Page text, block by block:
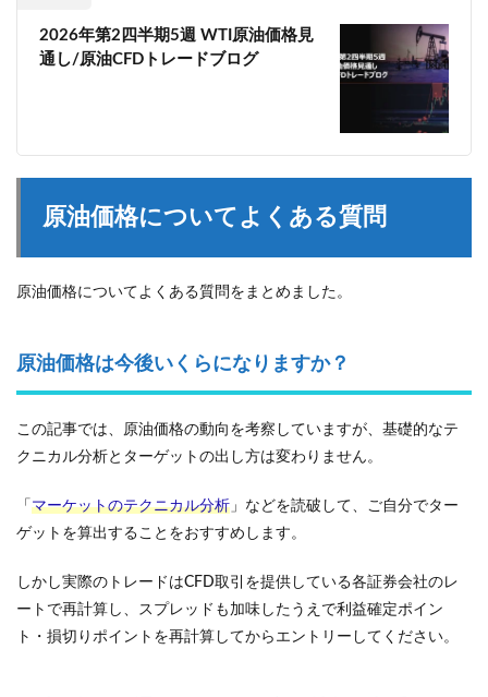
2026年第2四半期5週 WTI原油価格見
通し/原油CFDトレードブログ
原油価格についてよくある質問
原油価格についてよくある質問をまとめました。
原油価格は今後いくらになりますか？
この記事では、原油価格の動向を考察していますが、基礎的なテ
クニカル分析とターゲットの出し方は変わりません。
「 マーケットのテクニカル分析 」などを読破して、ご自分でター
ゲットを算出することをおすすめします。
しかし実際のトレードはCFD取引を提供している各証券会社のレ
ートで再計算し、スプレッドも加味したうえで利益確定ポイン
ト・損切りポイントを再計算してからエントリーしてください。